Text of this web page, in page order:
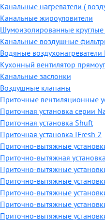
Канальные нагреватели (
Канальные жироуловители
Шумоизолированные круглые
Канальные воздушные
Водяные воздухонагреватели
Кухонный вентилятор
Канальные заслонки
Воздушные клапаны
Приточные вентиляционные
Приточная установка серии
Приточная установка Shuft
Приточная установка IFresh 2
Приточно-вытяжные
Приточно-вытяжная
Приточно-вытяжные
Приточно-вытяжные
Приточно-вытяжные
Приточно-вытяжные
Приточно-вытяжные